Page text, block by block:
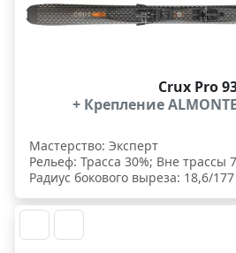
Crux Pro
+ Крепление
Мастерство: Эксперт
Рельеф: Трасса 30%; Вне трассы
Радиус бокового выреза: 18,6/177